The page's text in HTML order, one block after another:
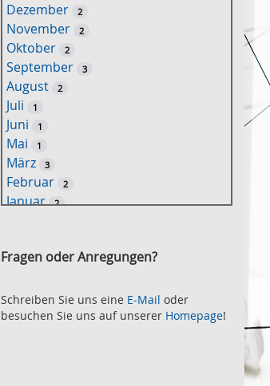
w
o
r
u
c
Dezember 2
November 2
Oktober 2
September 3
August 2
Juli 1
Juni 1
Mai 1
März 3
Februar 2
Januar 2
Oktober 2
August 2
Juli 2
Fragen oder Anregungen?
Schreiben Sie uns eine E-Mail oder
besuchen Sie uns auf unserer Homepage!